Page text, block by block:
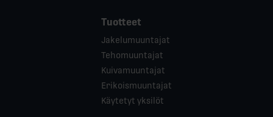
Tuotteet
Jakelumuuntajat
Tehomuuntajat
Kuivamuuntajat
Erikoismuuntajat
Käytetyt yksilöt